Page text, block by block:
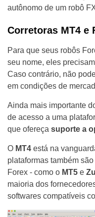
autônomo de um robô
Corretoras MT4 e
Para que seus robôs
seu nome, eles
Caso contrário, não
em condições de
Ainda mais importante
de acesso a uma
que ofereça suporte a
O MT4 está na
plataformas também
Forex - como o MT5 e
maioria dos
softwares compatíveis